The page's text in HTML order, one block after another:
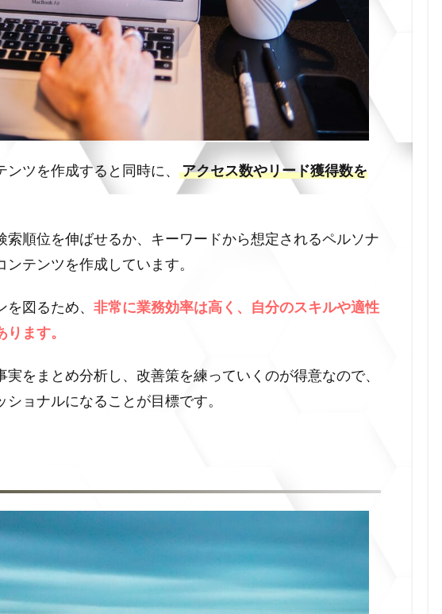
ツを作成すると同時に、
アクセス数やリード獲得数を
順位を伸ばせるか、キーワードから想定されるペルソナ
テンツを作成しています。
図るため、 非常に業務効率は高く、自分のスキルや適性
ます。
をまとめ分析し、改善策を練っていくのが得意なので、
ョナルになることが目標です。